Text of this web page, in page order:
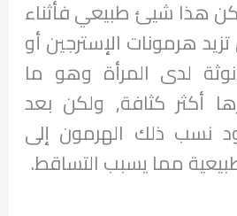
هذا شيئ طبيعي فأثناء
هرمونات الإسترجين أو
لدى المرأة وهو ما
أكثر كثافة, ولكن بعد
نسب ذلك الهرمون إلى
مما يسبب التساقط.